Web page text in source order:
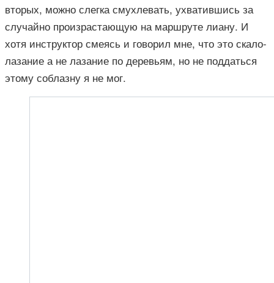
вторых, можно слегка смухлевать, ухватившись за
случайно произрастающую на маршруте лиану. И
хотя инструктор смеясь и говорил мне, что это скало-
лазание а не лазание по деревьям, но не поддаться
этому соблазну я не мог.